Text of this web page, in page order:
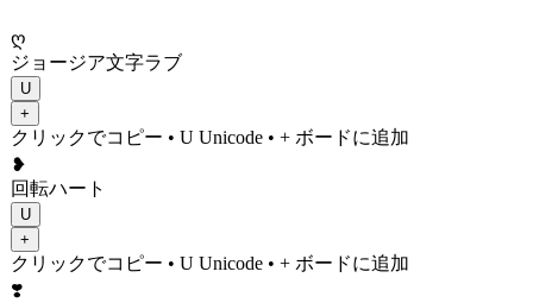
ღ
ジョージア文字ラブ
U
+
クリックでコピー • U Unicode • + ボードに追加
❥
回転ハート
U
+
クリックでコピー • U Unicode • + ボードに追加
❣️